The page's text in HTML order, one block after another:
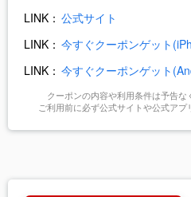
LINK： 公式サイト
LINK： 今すぐクーポンゲット
LINK： 今すぐクーポンゲット
クーポンの内容や利用条件は予告な
ご利用前に必ず公式サイトや公式アプ